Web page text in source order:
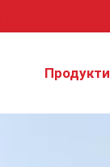
Продукти